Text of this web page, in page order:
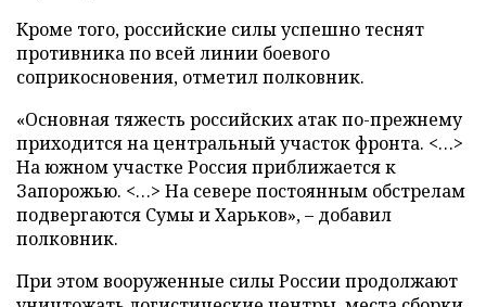
Кроме того, российские силы успешно теснят
противника по всей линии боевого
соприкосновения, отметил полковник.
«Основная тяжесть российских атак по-прежнему
приходится на центральный участок фронта. <…>
На южном участке Россия приближается к
Запорожью. <…> На севере постоянным обстрелам
подвергаются Сумы и Харьков», – добавил
полковник.
При этом вооруженные силы России продолжают